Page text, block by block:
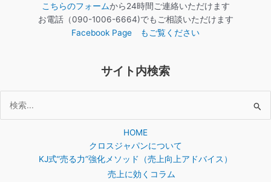
こちらのフォームから24時間ご連絡いただけます
お電話（090-1006-6664)でもご相談いただけます
Facebook Page もご覧ください
サイト内検索
索
HOME
クロスジャパンについて
KJ式”売る力”強化メソッド（売上向上アドバイス）
売上に効くコラム